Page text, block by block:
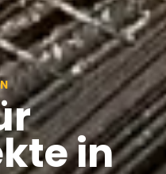
in